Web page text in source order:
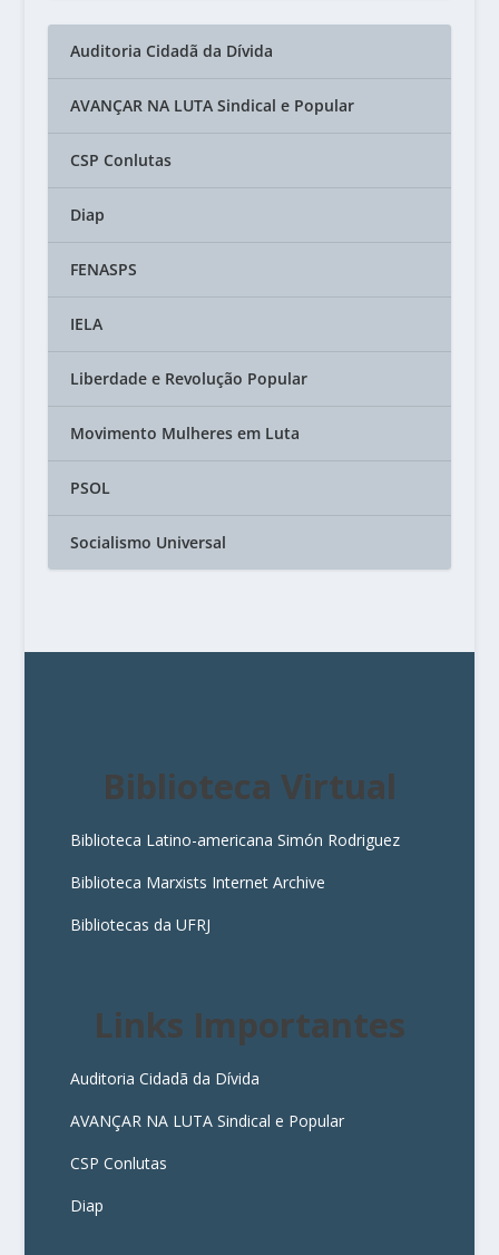
Auditoria Cidadã da Dívida
AVANÇAR NA LUTA Sindical e Popular
CSP Conlutas
Diap
FENASPS
IELA
Liberdade e Revolução Popular
Movimento Mulheres em Luta
PSOL
Socialismo Universal
Biblioteca Virtual
Biblioteca Latino-americana Simón Rodriguez
Biblioteca Marxists Internet Archive
Bibliotecas da UFRJ
Links Importantes
Auditoria Cidadã da Dívida
AVANÇAR NA LUTA Sindical e Popular
CSP Conlutas
Diap